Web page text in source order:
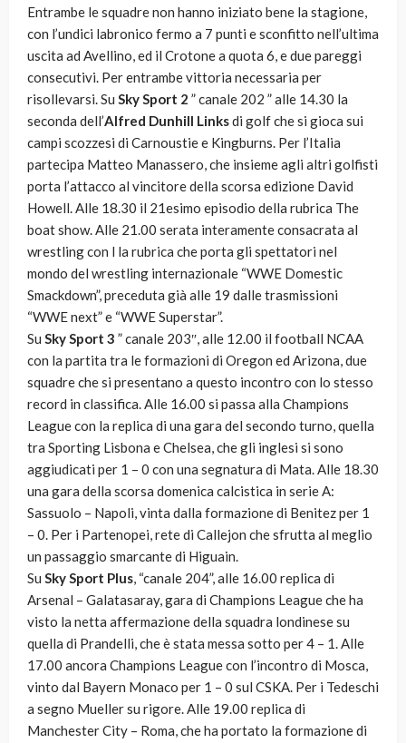
Entrambe le squadre non hanno iniziato bene la stagione,
con l’undici labronico fermo a 7 punti e sconfitto nell’ultima
uscita ad Avellino, ed il Crotone a quota 6, e due pareggi
consecutivi. Per entrambe vittoria necessaria per
risollevarsi. Su Sky Sport 2 ” canale 202 ” alle 14.30 la
seconda dell’Alfred Dunhill Linksdi golf che si gioca sui
campi scozzesi di Carnoustie e Kingburns. Per l’Italia
partecipa Matteo Manassero, che insieme agli altri golfisti
porta l’attacco al vincitore della scorsa edizione David
Howell. Alle 18.30 il 21esimo episodio della rubrica The
boat show. Alle 21.00 serata interamente consacrata al
wrestling con l la rubrica che porta gli spettatori nel
mondo del wrestling internazionale “WWE Domestic
Smackdown”, preceduta già alle 19 dalle trasmissioni
“WWE next” e “WWE Superstar”.
Su Sky Sport 3 ” canale 203″, alle 12.00 il football NCAA
con la partita tra le formazioni di Oregon ed Arizona, due
squadre che si presentano a questo incontro con lo stesso
record in classifica. Alle 16.00 si passa alla Champions
League con la replica di una gara del secondo turno, quella
tra Sporting Lisbona e Chelsea, che gli inglesi si sono
aggiudicati per 1 – 0 con una segnatura di Mata. Alle 18.30
una gara della scorsa domenica calcistica in serie A:
Sassuolo – Napoli, vinta dalla formazione di Benitez per 1
– 0. Per i Partenopei, rete di Callejon che sfrutta al meglio
un passaggio smarcante di Higuain.
Su Sky Sport Plus, “canale 204”, alle 16.00 replica di
Arsenal – Galatasaray, gara di Champions League che ha
visto la netta affermazione della squadra londinese su
quella di Prandelli, che è stata messa sotto per 4 – 1. Alle
17.00 ancora Champions League con l’incontro di Mosca,
vinto dal Bayern Monaco per 1 – 0 sul CSKA. Per i Tedeschi
a segno Mueller su rigore. Alle 19.00 replica di
Manchester City – Roma, che ha portato la formazione di